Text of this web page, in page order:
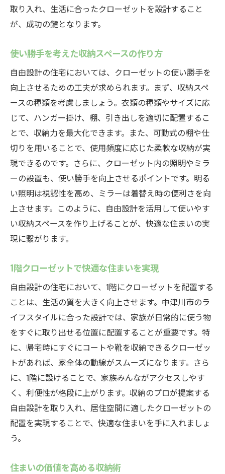
取り入れ、生活に合ったクローゼットを設計すること
が、成功の鍵となります。
使い勝手を考えた収納スペースの作り方
自由設計の住宅においては、クローゼットの使い勝手を
向上させるための工夫が求められます。まず、収納スペ
ースの種類を考慮しましょう。衣類の種類やサイズに応
じて、ハンガー掛け、棚、引き出しを適切に配置するこ
とで、収納力を最大化できます。また、可動式の棚や仕
切りを用いることで、使用頻度に応じた柔軟な収納が実
現できるのです。さらに、クローゼット内の照明やミラ
ーの設置も、使い勝手を向上させるポイントです。明る
い照明は視認性を高め、ミラーは着替え時の便利さを向
上させます。このように、自由設計を活用して使いやす
い収納スペースを作り上げることが、快適な住まいの実
現に繋がります。
1階クローゼットで快適な住まいを実現
自由設計の住宅において、1階にクローゼットを配置する
ことは、生活の質を大きく向上させます。中津川市のラ
イフスタイルに合った設計では、家族が日常的に使う物
をすぐに取り出せる位置に配置することが重要です。特
に、帰宅時にすぐにコートや靴を収納できるクローゼッ
トがあれば、家全体の動線がスムーズになります。さら
に、1階に設けることで、家族みんながアクセスしやす
く、利便性が格段に上がります。収納のプロが提案する
自由設計を取り入れ、居住空間に適したクローゼットの
配置を実現することで、快適な住まいを手に入れましょ
う。
住まいの価値を高める収納術